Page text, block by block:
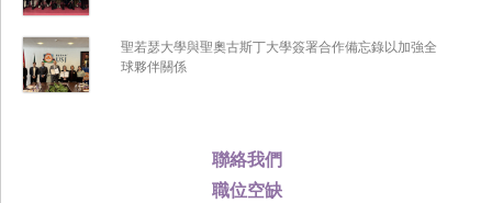
聯絡我們
職位空缺
聖若瑟大學與聖奧古斯丁大學簽署合作備忘錄以加強全
球夥伴關係